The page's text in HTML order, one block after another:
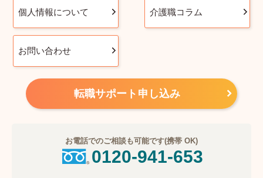
個人情報について 介護職コラム
お問い合わせ
転職サポート申し込み
お電話でのご相談も可能です(携帯 OK)
0120-941-653